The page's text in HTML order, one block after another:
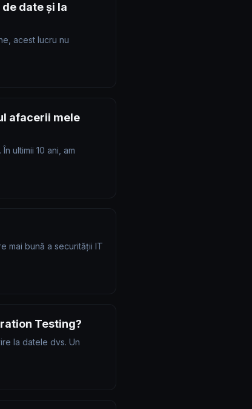
date și la
acest lucru nu
afacerii mele
ultimii 10 ani, am
mai bună a securității IT
Testing?
la datele dvs. Un